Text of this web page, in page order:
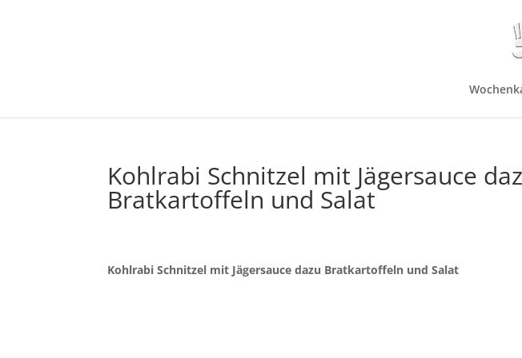
Kohlrabi Schnitzel mit Jägersauce
Bratkartoffeln und Salat
Kohlrabi Schnitzel mit Jägersauce dazu Bratkartoffeln und Salat